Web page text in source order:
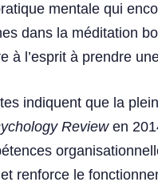
mentale qui
dans la méditation
à l’esprit à prendre
indiquent que la
Reviewen
renforce le